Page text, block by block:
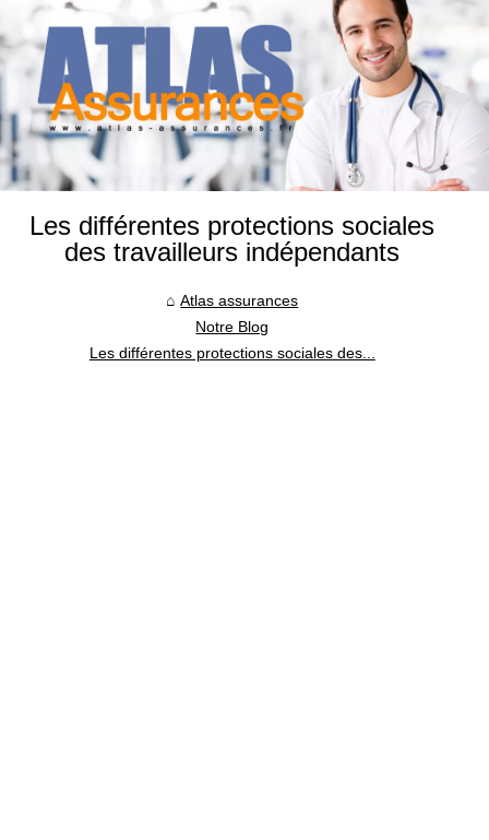
Les différentes protections sociales
des travailleurs indépendants
Atlas assurances
Notre Blog
Les différentes protections sociales des...